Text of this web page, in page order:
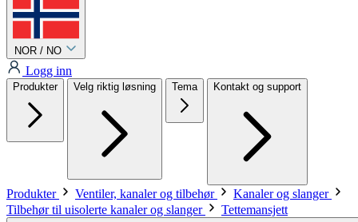
NOR / NO
Logg inn
Produkter Velg riktig løsning Tema Kontakt og support
Produkter Ventiler, kanaler og tilbehør
Kanaler og slanger
Tilbehør til uisolerte kanaler og slanger
Tettemansjett